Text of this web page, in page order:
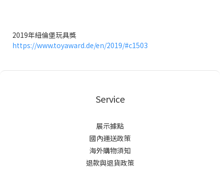
2019年紐倫堡玩具獎
https://www.toyaward.de/en/2019/#c1503
Service
展示據點
國內運送政策
海外購物須知
退款與退貨政策